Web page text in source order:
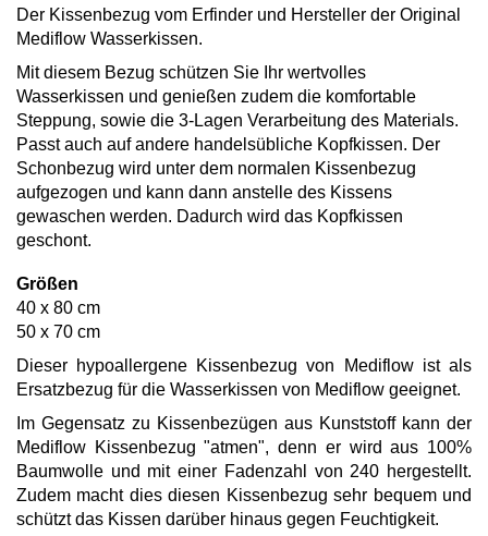
Der Kissenbezug vom Erfinder und Hersteller der Original
Mediflow Wasserkissen.
Mit diesem Bezug schützen Sie Ihr wertvolles
Wasserkissen und genießen zudem die komfortable
Steppung, sowie die 3-Lagen Verarbeitung des Materials.
Passt auch auf andere handelsübliche Kopfkissen. Der
Schonbezug wird unter dem normalen Kissenbezug
aufgezogen und kann dann anstelle des Kissens
gewaschen werden. Dadurch wird das Kopfkissen
geschont.
Größen
40 x 80 cm
50 x 70 cm
Dieser hypoallergene Kissenbezug von Mediflow ist als
Ersatzbezug für die Wasserkissen von Mediflow geeignet.
Im Gegensatz zu Kissenbezügen aus Kunststoff kann der
Mediflow Kissenbezug "atmen", denn er wird aus 100%
Baumwolle und mit einer Fadenzahl von 240 hergestellt.
Zudem macht dies diesen Kissenbezug sehr bequem und
schützt das Kissen darüber hinaus gegen Feuchtigkeit.